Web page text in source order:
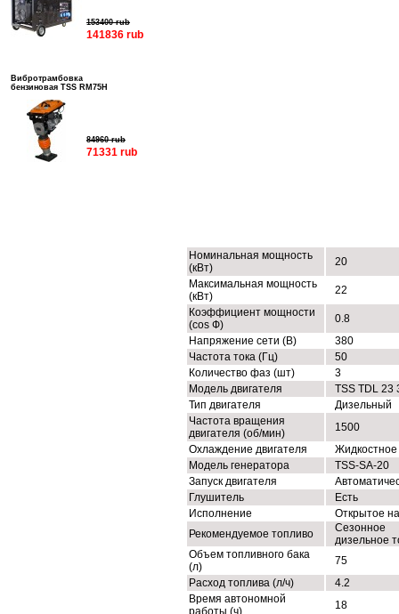
153400 rub
141836 rub
Вибротрамбовка
бензиновая TSS RM75H
84960 rub
71331 rub
Номинальная мощность
(кВт)
20
Максимальная мощность
(кВт)
22
Коэффициент мощности
(cos Ф)
0.8
Напряжение сети (В)
380
Частота тока (Гц)
50
Количество фаз (шт)
3
Модель двигателя
TSS TDL 23
Тип двигателя
Дизельный
Частота вращения
двигателя (об/мин)
1500
Охлаждение двигателя
Жидкостное
Модель генератора
TSS-SA-20
Запуск двигателя
Глушитель
Есть
Исполнение
Открытое
Рекомендуемое топливо
Сезонное
дизельное
Объем топливного бака
(л)
75
Расход топлива (л/ч)
4.2
Время автономной
работы (ч)
18